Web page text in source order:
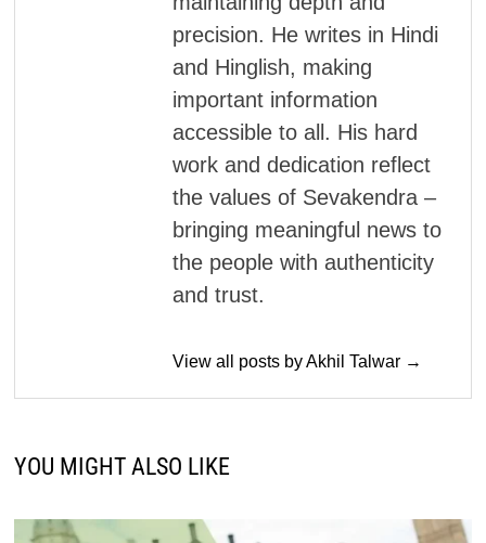
precision. He writes in Hindi
and Hinglish, making
important information
accessible to all. His hard
work and dedication reflect
the values of Sevakendra –
bringing meaningful news to
the people with authenticity
and trust.
View all posts by Akhil Talwar →
YOU MIGHT ALSO LIKE